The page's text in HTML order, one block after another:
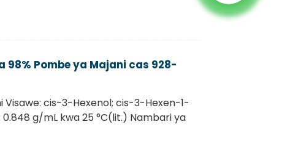
Pombe ya Majani cas 928-
Visawe: cis-3-Hexenol; cis-3-Hexen-1-
0.848 g/mL kwa 25 °C(lit.) Nambari ya